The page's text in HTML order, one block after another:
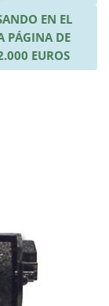
EN EL
PÁGINA DE
EUROS